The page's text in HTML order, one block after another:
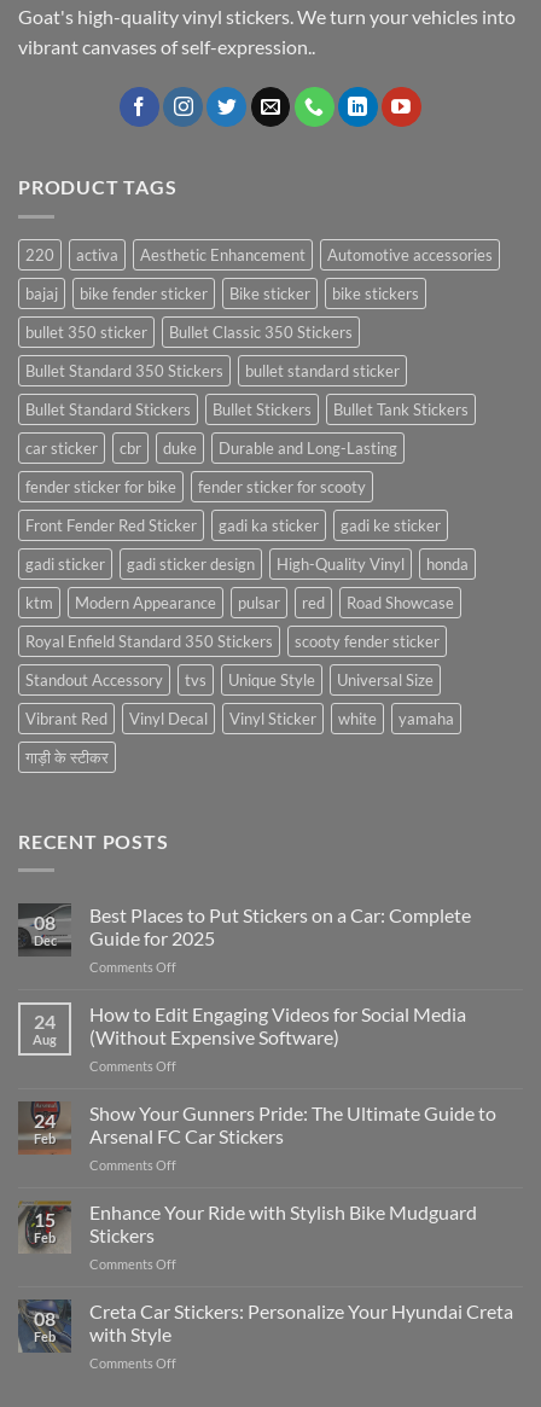
Goat's high-quality vinyl stickers. We turn your vehicles into
vibrant canvases of self-expression..
PRODUCT TAGS
220 activa Aesthetic Enhancement
Automotive accessories
bajaj
bike fender sticker Bike sticker
bike stickers
bullet 350 sticker
Bullet Classic 350 Stickers
Bullet Standard 350 Stickers
bullet standard sticker
Bullet Standard Stickers
Bullet Stickers
Bullet Tank Stickers
car sticker
cbr duke
Durable and Long-Lasting
fender sticker for bike
fender sticker for scooty
Front Fender Red Sticker
gadi ka sticker
gadi ke sticker
gadi sticker
gadi sticker design High-Quality Vinyl
honda
ktm
Modern Appearance pulsar red
Road Showcase
Royal Enfield Standard 350 Stickers
scooty fender sticker
Standout Accessory
tvs Unique Style
Universal Size
Vibrant Red
Vinyl Decal Vinyl Sticker white
yamaha
गाड़ी के स्टीकर
RECENT POSTS
08
Dec
Best Places to Put Stickers on a Car: Complete
Guide for 2025
Comments Offon
Places
Put
Stickers
a
Car:
2025
24
Aug
How to Edit Engaging Videos for Social Media
(Without Expensive Software)
Comments Offon
to
Engaging
Videos
Social
24
Feb
Show Your Gunners Pride: The Ultimate Guide to
Arsenal FC Car Stickers
Comments Offon
Your
The
Guide
15
Feb
Enhance Your Ride with Stylish Bike Mudguard
Stickers
Comments Offon
Your
Stylish
08
Feb
Creta Car Stickers: Personalize Your Hyundai Creta
with Style
Comments Offon